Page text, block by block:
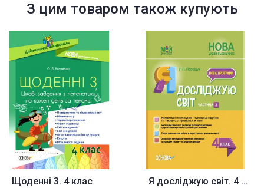
З цим товаром також купують
Щоденні 3. 4 клас Я досліджую світ. 4 клас. Част...